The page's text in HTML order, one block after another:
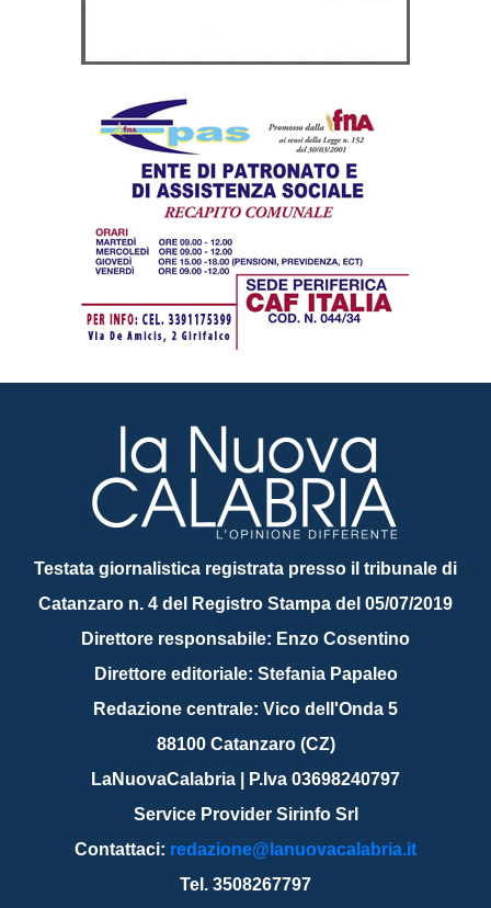
Testata giornalistica registrata presso il tribunale di
Catanzaro n. 4 del Registro Stampa del 05/07/2019
Direttore responsabile: Enzo Cosentino
Direttore editoriale: Stefania Papaleo
Redazione centrale: Vico dell'Onda 5
88100 Catanzaro (CZ)
LaNuovaCalabria | P.Iva 03698240797
Service Provider Sirinfo Srl
Contattaci: redazione@lanuovacalabria.it
Tel. 3508267797